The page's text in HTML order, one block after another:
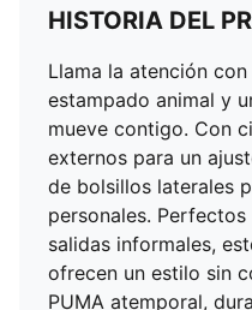
HISTORIA DEL
Llama la atención
estampado animal y
mueve contigo. Con
externos para un
de bolsillos laterales
personales.
salidas informales,
ofrecen un estilo sin
PUMA atemporal,